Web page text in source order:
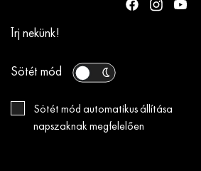
Írj nekünk!
Sötét mód
Sötét mód automatikus állítása
napszaknak megfelelően